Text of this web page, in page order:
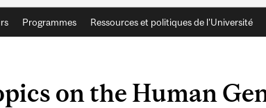
Programmes Ressources et politiques de l'Université
on the Human